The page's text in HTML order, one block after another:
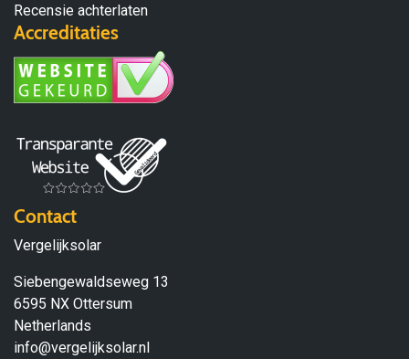
Recensie achterlaten
Accreditaties
Contact
Vergelijksolar
Siebengewaldseweg 13
6595 NX Ottersum
Netherlands
info@vergelijksolar.nl